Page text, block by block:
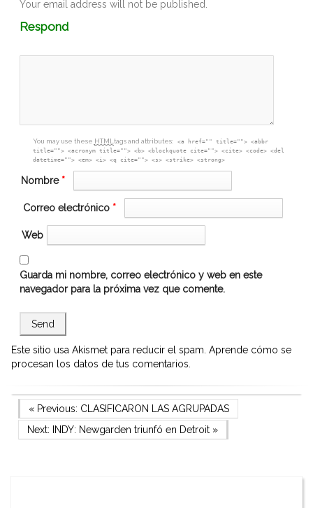
Your email address will not be published.
RespondComment
box
You may use these HTML tags and attributes:
<a href="" title=""> <abbr
title=""> <acronym title=""> <b> <blockquote cite=""> <cite> <code> <del
datetime=""> <em> <i> <q cite=""> <s> <strike> <strong>
Nombre *
Correo electrónico *
Web
Guarda mi nombre, correo electrónico y web en este
navegador para la próxima vez que comente.
Este sitio usa Akismet para reducir el spam. Aprende cómo se
procesan los datos de tus comentarios.
Navegación
de
Previous Post
« Previous: CLASIFICARON LAS AGRUPADAS
Next Post
Next: INDY: Newgarden triunfó en Detroit»